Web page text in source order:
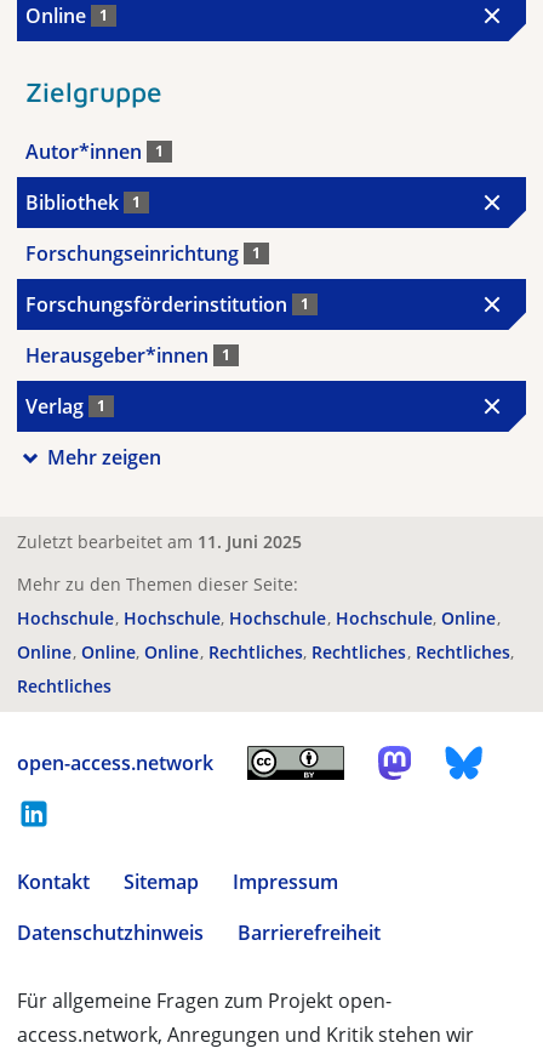
Online 1
Zielgruppe
Autor*innen 1
Bibliothek 1
Forschungseinrichtung 1
Forschungsförderinstitution 1
Herausgeber*innen 1
Verlag 1
Mehr zeigen
Zuletzt bearbeitet am 11. Juni 2025
Mehr zu den Themen dieser Seite:
Hochschule Hochschule Hochschule Hochschule Online
Online Online Online Rechtliches Rechtliches Rechtliches
Rechtliches
open-access.network
Kontakt Sitemap
Impressum
Datenschutzhinweis
Barrierefreiheit
Für allgemeine Fragen zum Projekt open-
access.network, Anregungen und Kritik stehen wir